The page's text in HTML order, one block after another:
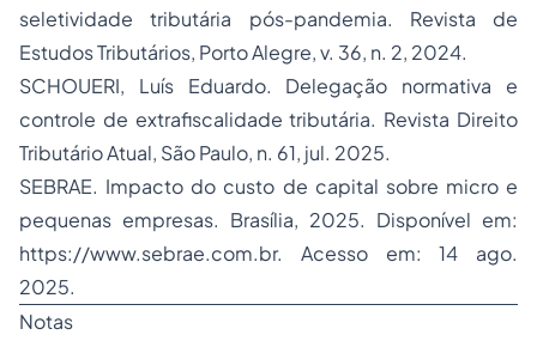
seletividade tributária pós-pandemia. Revista de
Estudos Tributários, Porto Alegre, v. 36, n. 2, 2024.
SCHOUERI, Luís Eduardo. Delegação normativa e
controle de extrafiscalidade tributária. Revista Direito
Tributário Atual, São Paulo, n. 61, jul. 2025.
SEBRAE. Impacto do custo de capital sobre micro e
pequenas empresas. Brasília, 2025. Disponível em:
https://www.sebrae.com.br. Acesso em: 14 ago.
2025.
Notas